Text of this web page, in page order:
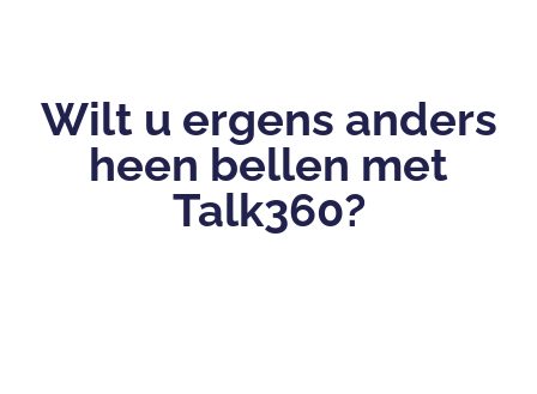
Wilt u ergens anders
heen bellen met
Talk360?